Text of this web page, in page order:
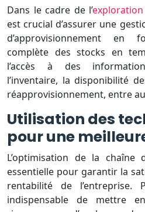
Dans le cadre de l’
est crucial d’assurer une
d’approvisionnement en
complète des stocks en
l’accès à des
l’inventaire, la disponibilité
réapprovisionnement, entre
Utilisation des
pour une
L’optimisation de la chaîne
essentielle pour garantir la
rentabilité de
indispensable de mettre